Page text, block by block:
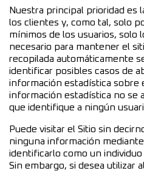
Nuestra principal prioridad es
los clientes y, como tal, solo
mínimos de los usuarios, solo
necesario para mantener el
recopilada automáticamente
identificar posibles casos de
información estadística sobre
información estadística no se
que identifique a ningún
Puede visitar el Sitio sin
ninguna información
identificarlo como un
Sin embargo, si desea utilizar